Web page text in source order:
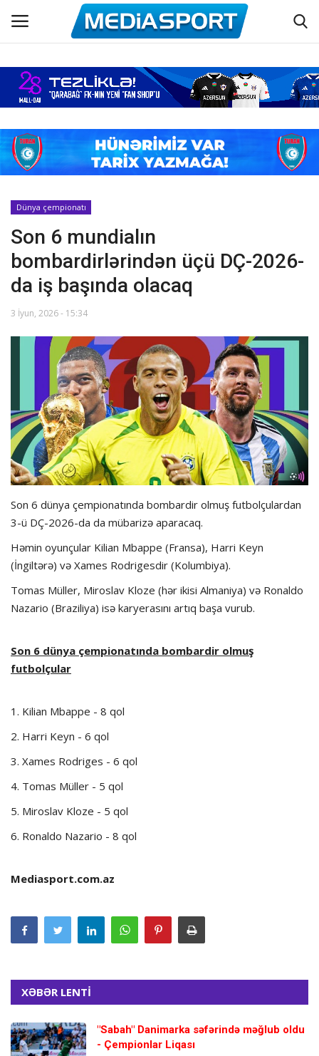
Əsas
Azərbaycan futbolu
Maraqlı
Əlaqə
Haqqımızda
Köşə yazıları
Dünya futbolu
Olimpiada
Layihə
Formula 1
Dünya çempionatı
Son 6 mundialın
bombardirlərindən üçü DÇ-2026-
da iş başında olacaq
3 İyun, 2026 - 15:34
Son 6 dünya çempionatında bombardir olmuş futbolçulardan
3-ü DÇ-2026-da da mübarizə aparacaq.
Həmin oyunçular Kilian Mbappe (Fransa), Harri Keyn
(İngiltərə) və Xames Rodrigesdir (Kolumbiya).
Tomas Müller, Miroslav Kloze (hər ikisi Almaniya) və Ronaldo
Nazario (Braziliya) isə karyerasını artıq başa vurub.
Son 6 dünya çempionatında bombardir olmuş
futbolçular
1. Kilian Mbappe - 8 qol
2. Harri Keyn - 6 qol
3. Xames Rodriges - 6 qol
4. Tomas Müller - 5 qol
5. Miroslav Kloze - 5 qol
6. Ronaldo Nazario - 8 qol
Mediasport.com.az
XƏBƏR LENTİ
"Sabah" Danimarka səfərində məğlub oldu
- Çempionlar Liqası